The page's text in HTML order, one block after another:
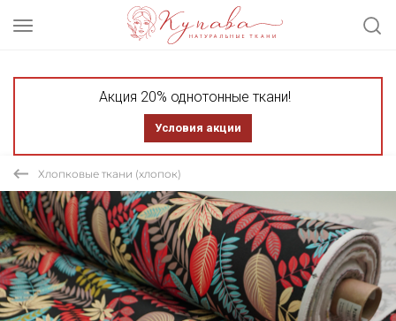
Акция 20% однотонные ткани!
Условия акции
Хлопковые ткани (хлопок)